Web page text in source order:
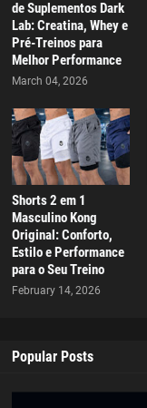
de Suplementos Dark
Lab: Creatina, Whey e
Pré-Treinos para
Melhor Performance
March 04, 2026
Shorts 2 em 1
Masculino Kong
Original: Conforto,
Estilo e Performance
para o Seu Treino
February 14, 2026
Popular Posts